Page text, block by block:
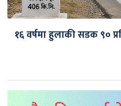
१६ वर्षमा हुलाकी सडक ९०